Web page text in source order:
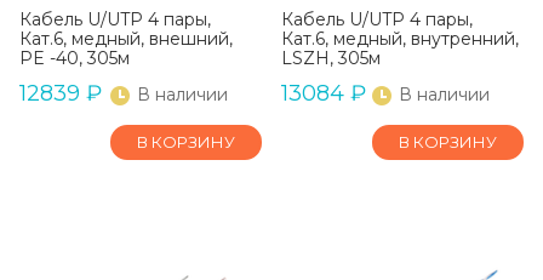
Кабель U/UTP 4 пары,
Кат.6, медный, внешний,
PE -40, 305м
12839 ₽ В наличии
В КОРЗИНУ
Кабель U/UTP 4 пары,
Кат.6, медный, внутренний,
LSZH, 305м
13084 ₽ В наличии
В КОРЗИНУ